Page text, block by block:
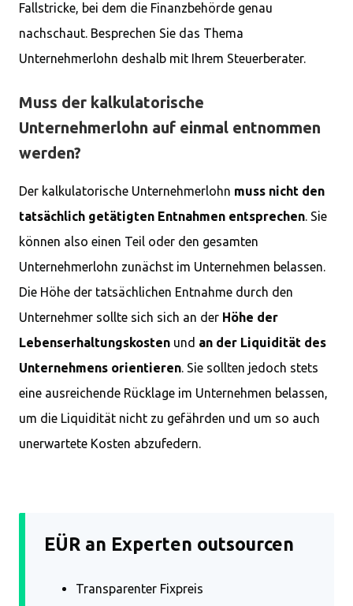
Fallstricke, bei dem die Finanzbehörde genau
nachschaut. Besprechen Sie das Thema
Unternehmerlohn deshalb mit Ihrem Steuerberater.
Muss der kalkulatorische
Unternehmerlohn auf einmal entnommen
werden?
Der kalkulatorische Unternehmerlohn muss nicht den
tatsächlich getätigten Entnahmen entsprechen. Sie
können also einen Teil oder den gesamten
Unternehmerlohn zunächst im Unternehmen belassen.
Die Höhe der tatsächlichen Entnahme durch den
Unternehmer sollte sich sich an der Höhe der
Lebenserhaltungskosten und an der Liquidität des
Unternehmens orientieren. Sie sollten jedoch stets
eine ausreichende Rücklage im Unternehmen belassen,
um die Liquidität nicht zu gefährden und um so auch
unerwartete Kosten abzufedern.
EÜR an Experten outsourcen
Transparenter Fixpreis